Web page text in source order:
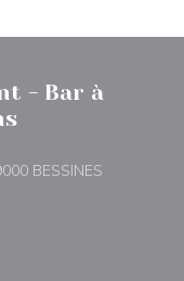
- Bar à
BESSINES((opent in